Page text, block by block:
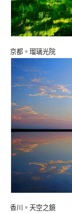
京都。瑠璃光院
香川。天空之鏡